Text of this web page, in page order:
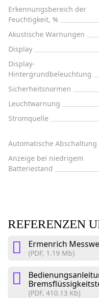
Erkennungsbereich der
Feuchtigkeit, %
Akustische Warnungen
Display
Display-
Hintergrundbeleuchtung
Sicherheitsnormen
Leuchtwarnung
Stromquelle
Automatische Abschaltung
Anzeige bei niedrigem
Batteriestand
REFERENZEN
Ermenrich
(PDF, 1.19 Mb)
(PDF, 410.13 Kb)